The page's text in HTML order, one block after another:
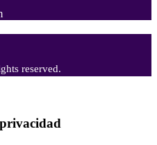
reserved.